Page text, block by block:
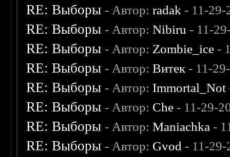
RE: Выборы - Автор:radak - 11-
RE: Выборы - Автор:Nibiru - 11-
RE: Выборы - Автор: Zombie_ice -
RE: Выборы - Автор:Витек - 11-
RE: Выборы - Автор: Immortal_Not
RE: Выборы - Автор: Che - 11-29-
RE: Выборы - Автор:Maniachka -
RE: Выборы - Автор: Gvod - 11-